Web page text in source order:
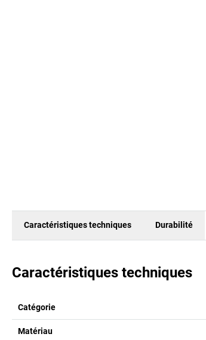
Caractéristiques techniques Durabilité
Caractéristiques techniques
Catégorie
Matériau